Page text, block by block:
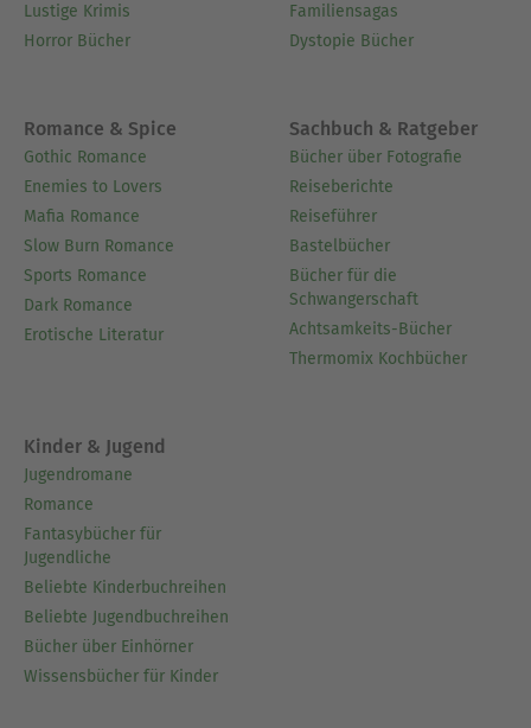
Lustige Krimis
Horror Bücher
Familiensagas
Dystopie Bücher
Romance & Spice
Gothic Romance
Enemies to Lovers
Mafia Romance
Slow Burn Romance
Sports Romance
Dark Romance
Erotische Literatur
Sachbuch & Ratgeber
Bücher über Fotografie
Reiseberichte
Reiseführer
Bastelbücher
Bücher für die
Schwangerschaft
Achtsamkeits-Bücher
Thermomix Kochbücher
Kinder & Jugend
Jugendromane
Romance
Fantasybücher für
Jugendliche
Beliebte Kinderbuchreihen
Beliebte Jugendbuchreihen
Bücher über Einhörner
Wissensbücher für Kinder